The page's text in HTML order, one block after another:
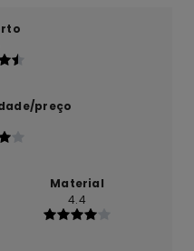
preço
Material
4.4